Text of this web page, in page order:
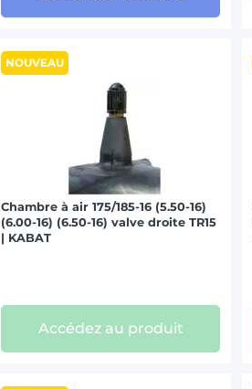
NOUVEAU
Chambre à air 175/185-16 (5.50-16)
(6.00-16) (6.50-16) valve droite TR15
| KABAT
Accédez au produit